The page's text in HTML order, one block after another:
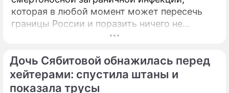
зеркало Преисподней, древняя
Гиперборея и русская Атлантида
которая в любой момент может пересечь
границы России и поразить ничего не
подозревающих граждан. Россию
угрозе: в страну могут завезти неизлечимый
и смертоносный вирус Бурбон.
Дочь Сябитовой обнажилась перед
хейтерами: спустила штаны и
показала трусы